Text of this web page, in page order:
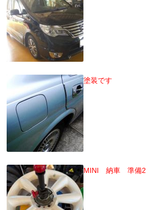
塗装です
MINI 納車 準備2